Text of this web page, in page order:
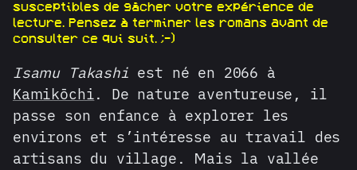
susceptibles de gâcher votre expérience de
lecture. Pensez à terminer les romans avant de
consulter ce qui suit. ;-)
Isamu Takashi est né en 2066 à
Kamikōchi. De nature aventureuse, il
passe son enfance à explorer les
environs et s’intéresse au travail des
artisans du village. Mais la vallée